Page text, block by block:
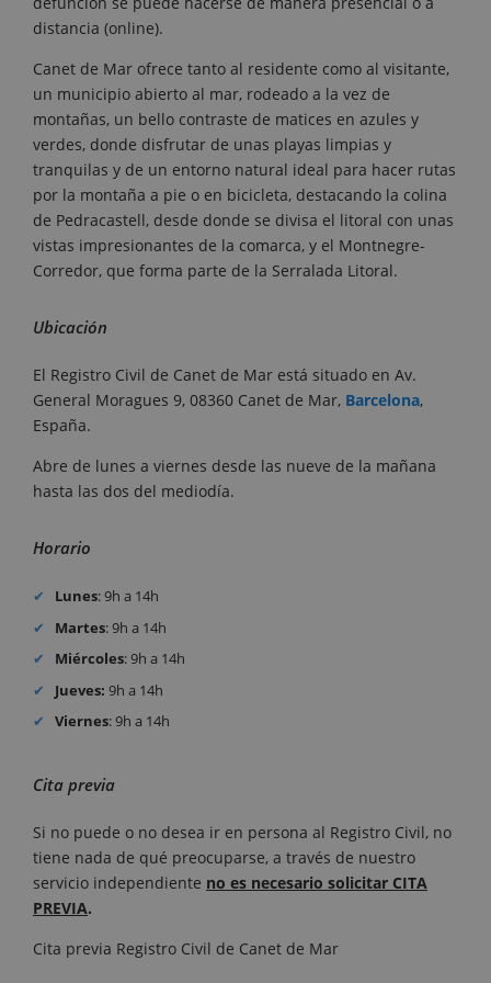
distancia (online).
Canet de Mar ofrece tanto al residente como al visitante,
un municipio abierto al mar, rodeado a la vez de
montañas, un bello contraste de matices en azules y
verdes, donde disfrutar de unas playas limpias y
tranquilas y de un entorno natural ideal para hacer rutas
por la montaña a pie o en bicicleta, destacando la colina
de Pedracastell, desde donde se divisa el litoral con unas
vistas impresionantes de la comarca, y el Montnegre-
Corredor, que forma parte de la Serralada Litoral.
Ubicación
El Registro Civil de Canet de Mar está situado en Av.
General Moragues 9, 08360 Canet de Mar, Barcelona,
España.
Abre de lunes a viernes desde las nueve de la mañana
hasta las dos del mediodía.
Horario
Lunes: 9h a 14h
Martes: 9h a 14h
Miércoles: 9h a 14h
Jueves: 9h a 14h
Viernes: 9h a 14h
Cita previa
Si no puede o no desea ir en persona al Registro Civil, no
tiene nada de qué preocuparse, a través de nuestro
servicio independiente no es necesario solicitar CITA
PREVIA.
Cita previa Registro Civil de Canet de Mar